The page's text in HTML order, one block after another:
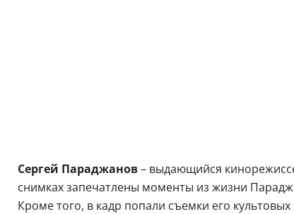
Сергей Параджанов– выдающийся
снимках запечатлены моменты из жизни
Кроме того, в кадр попали съемки его